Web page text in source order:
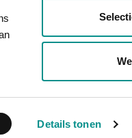
Details tonen